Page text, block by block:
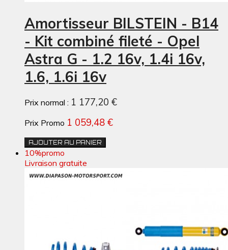
Amortisseur BILSTEIN - B14
- Kit combiné fileté - Opel
Astra G - 1.2 16v, 1.4i 16v,
1.6, 1.6i 16v
Prix normal : 1 177,20 €
Prix Promo 1 059,48 €
AJOUTER AU PANIER
10%promo
Livraison gratuite